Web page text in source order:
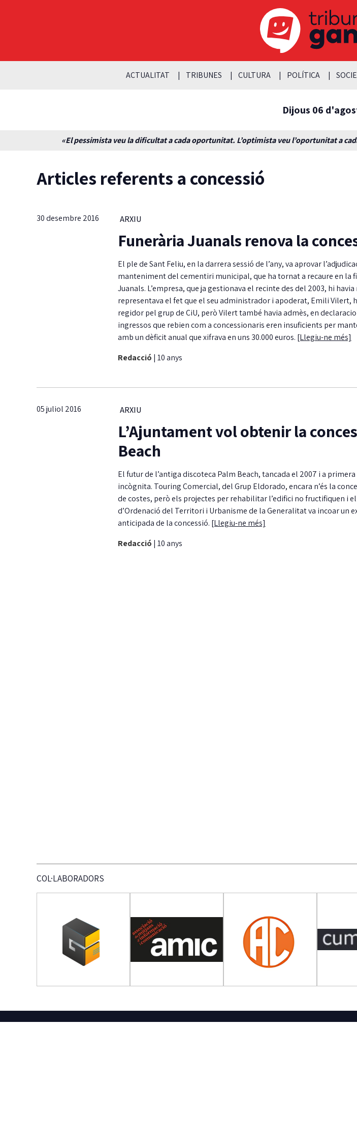
ACTUALITAT TRIBUNES CULTURA POLÍTICA
Dijous 06
«El pessimista veu la dificultat a cada oportunitat. L’optimista veu l’oportunitat a
Articles referents a concessió
30 desembre 2016 ARXIU
Funerària Juanals renova la
El ple de Sant Feliu, en la darrera sessió de l’any, va aprovar
manteniment del cementiri municipal, que ha tornat a recaure en la
Juanals. L’empresa, que ja gestionava el recinte des del 2003, hi
representava el fet que el seu administrador i apoderat, Emili Vilert,
regidor pel grup de CiU, però Vilert també havia admès, en
ingressos que rebien com a concessionaris eren insuficients per
amb un dèficit anual que xifrava en uns 30.000 euros. [Llegiu-ne més]
Redacció | 10 anys
05 juliol 2016 ARXIU
L’Ajuntament vol obtenir la
Beach
El futur de l’antiga discoteca Palm Beach, tancada el 2007 i a
incògnita. Touring Comercial, del Grup Eldorado, encara n’és la
de costes, però els projectes per rehabilitar l’edifici no fructifiquen i
d’Ordenació del Territori i Urbanisme de la Generalitat va incoar un
anticipada de la concessió. [Llegiu-ne més]
Redacció | 10 anys
COL·LABORADORS